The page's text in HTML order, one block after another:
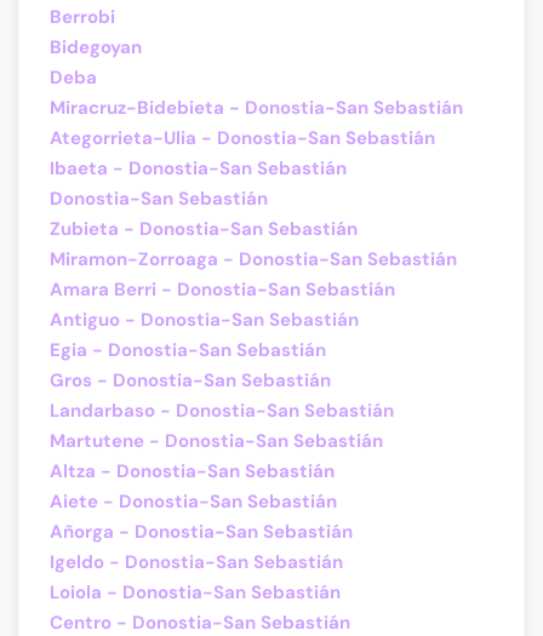
Berrobi
Bidegoyan
Deba
Miracruz-Bidebieta - Donostia-San Sebastián
Ategorrieta-Ulia - Donostia-San Sebastián
Ibaeta - Donostia-San Sebastián
Donostia-San Sebastián
Zubieta - Donostia-San Sebastián
Miramon-Zorroaga - Donostia-San Sebastián
Amara Berri - Donostia-San Sebastián
Antiguo - Donostia-San Sebastián
Egia - Donostia-San Sebastián
Gros - Donostia-San Sebastián
Landarbaso - Donostia-San Sebastián
Martutene - Donostia-San Sebastián
Altza - Donostia-San Sebastián
Aiete - Donostia-San Sebastián
Añorga - Donostia-San Sebastián
Igeldo - Donostia-San Sebastián
Loiola - Donostia-San Sebastián
Centro - Donostia-San Sebastián